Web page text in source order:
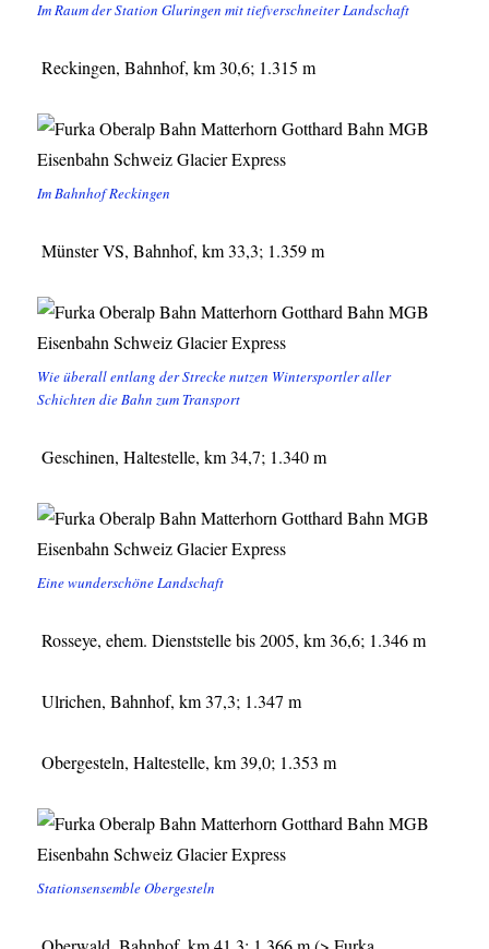
Im Raum der Station Gluringen mit tiefverschneiter Landschaft
Reckingen, Bahnhof, km 30,6; 1.315 m
Im Bahnhof Reckingen
Münster VS, Bahnhof, km 33,3; 1.359 m
Wie überall entlang der Strecke nutzen Wintersportler aller
Schichten die Bahn zum Transport
Geschinen, Haltestelle, km 34,7; 1.340 m
Eine wunderschöne Landschaft
Rosseye, ehem. Dienststelle bis 2005, km 36,6; 1.346 m
Ulrichen, Bahnhof, km 37,3; 1.347 m
Obergesteln, Haltestelle, km 39,0; 1.353 m
Stationsensemble Obergesteln